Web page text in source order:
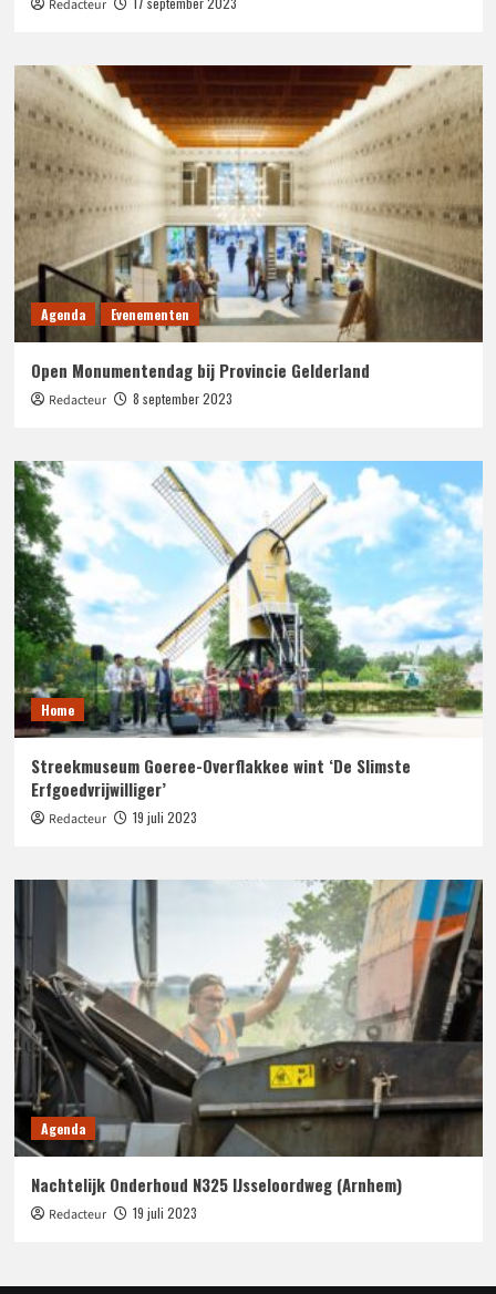
Redacteur
Agenda Evenementen
Open Monumentendag bij Provincie Gelderland
Redacteur 8 september 2023
Home
Streekmuseum Goeree-Overflakkee wint ‘De Slimste
Erfgoedvrijwilliger’
Redacteur 19 juli 2023
Agenda
Nachtelijk Onderhoud N325 IJsseloordweg (Arnhem)
Redacteur 19 juli 2023